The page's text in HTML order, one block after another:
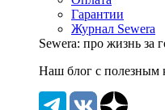
Гарантии
Журнал Sewera
Sewera: про жизнь за
Наш блог c полезным